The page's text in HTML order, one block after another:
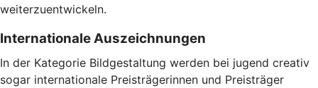
weiterzuentwickeln.
Internationale Auszeichnungen
In der Kategorie Bildgestaltung werden bei jugend creativ
sogar internationale Preisträgerinnen und Preisträger